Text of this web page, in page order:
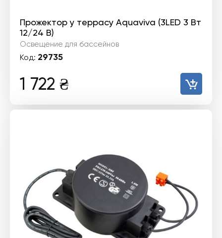
Прожектор у террасу Aquaviva (3LED 3 Вт
12/24 В)
Освещение для бассейнов
Код: 29735
1 722 ₴